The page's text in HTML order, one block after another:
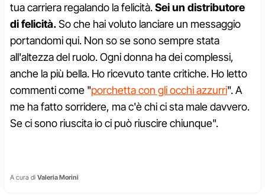
tua carriera regalando la felicità.Sei un distributore
di felicità.So che hai voluto lanciare un messaggio
portandomi qui. Non so se sono sempre stata
all'altezza del ruolo. Ogni donna ha dei complessi,
anche la più bella. Ho ricevuto tante critiche. Ho letto
commenti come "porchetta con gli occhi azzurri". A
me ha fatto sorridere, ma c'è chi ci sta male davvero.
Se ci sono riuscita io ci può riuscire chiunque".
A cura di Valeria Morini